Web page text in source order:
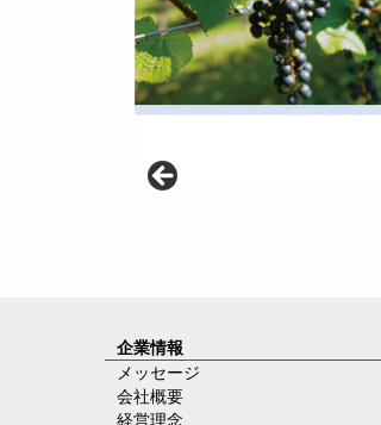
企業情報
メッセージ
会社概要
経営理念